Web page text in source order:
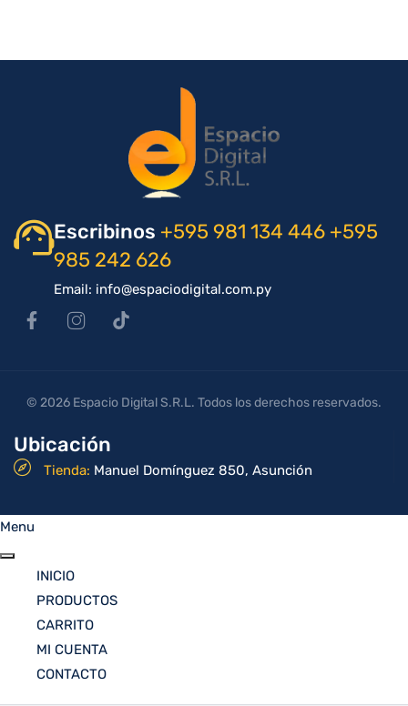
Escribinos +595 981 134 446 +595
985 242 626
Email: info@espaciodigital.com.py
Ubicación
Tienda: Manuel Domínguez 850, Asunción
© 2026 Espacio Digital S.R.L. Todos los derechos reservados.
Menu
INICIO
PRODUCTOS
CARRITO
MI CUENTA
CONTACTO